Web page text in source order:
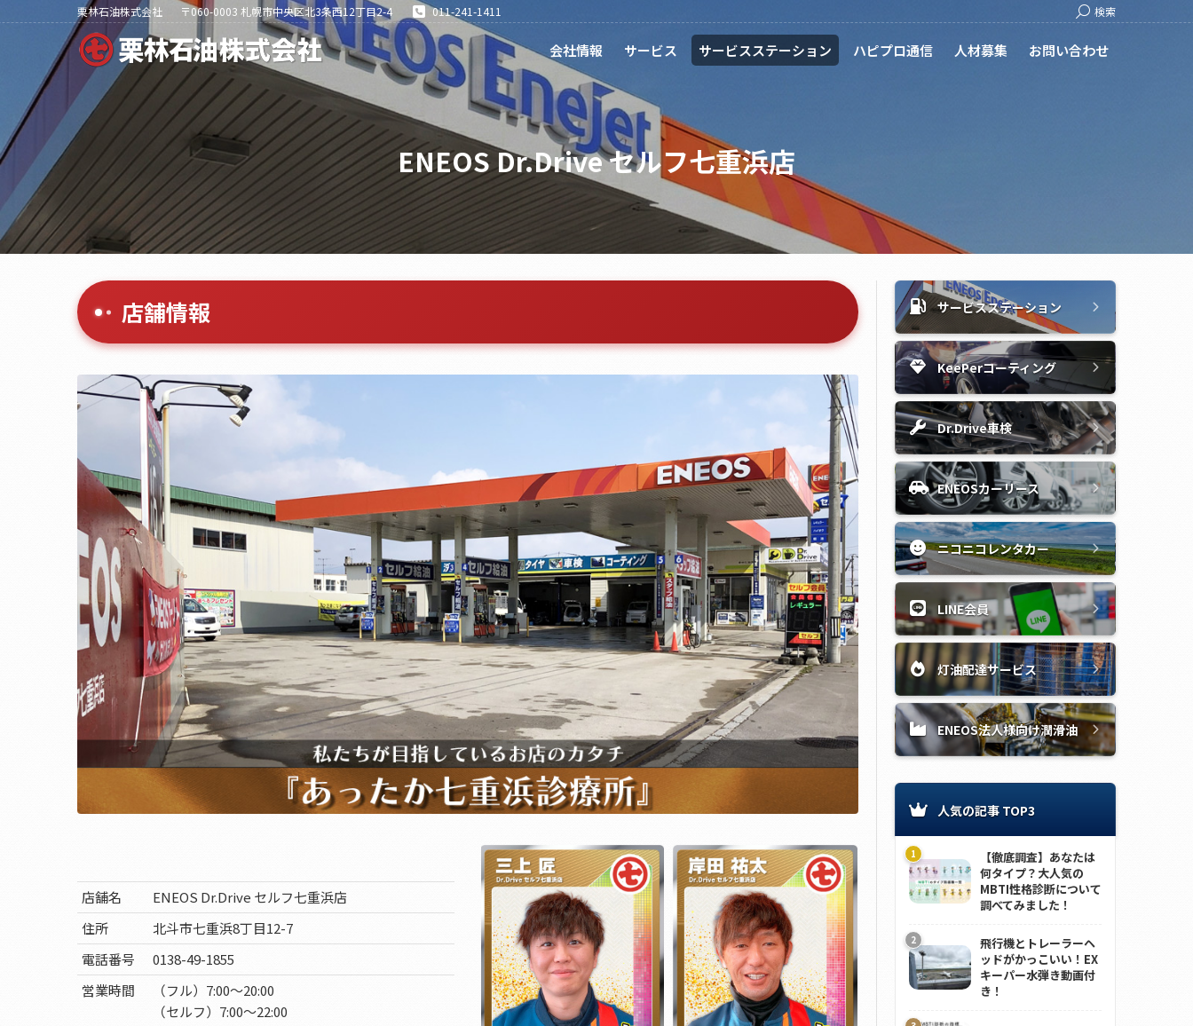
栗林石油株式会社 〒060-0003 札幌市中央区北3条西12丁目2-4 011-241-1411 Search:
検索
会社情報 サービス サービスステーション ハピプロ通信 人材募集 お問い合わせ
ENEOS Dr.Drive セルフ七重浜店
店舗情報
店舗名
ENEOS Dr.Drive セルフ七重浜店
住所
北斗市七重浜8丁目12-7
電話番号
0138-49-1855
営業時間
（フル）7:00～20:00
（セルフ）7:00～22:00
サービスステーション
KeePerコーティング
Dr.Drive車検
ENEOSカーリース
ニコニコレンタカー
LINE会員
灯油配達サービス
ENEOS法人様向け潤滑油
人気の記事 TOP3
【徹底調査】あなたは
何タイプ？大人気の
MBTI性格診断について
調べてみました！
飛行機とトレーラーヘ
ッドがかっこいい！EX
キーパー水弾き動画付
き！